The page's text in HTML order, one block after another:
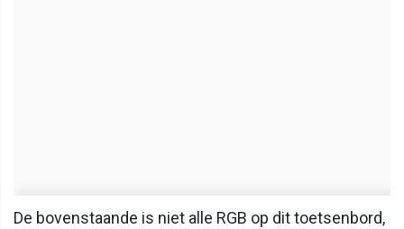
De bovenstaande is niet alle RGB op dit toetsenbord,